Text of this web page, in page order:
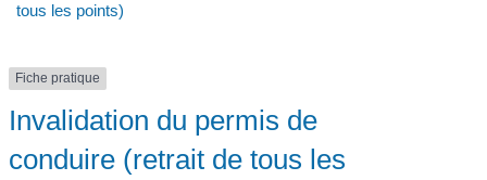
tous les points)
Fiche pratique
Invalidation du permis de
conduire (retrait de tous les